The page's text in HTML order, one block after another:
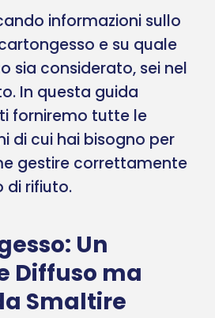
informazioni sullo
e su quale
sia considerato, sei nel
In questa guida
forniremo tutte le
di cui hai bisogno per
gestire correttamente
di rifiuto.
Un
Diffuso ma
Smaltire